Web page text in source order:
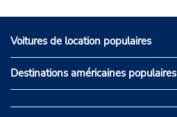
Voitures de location populaires
Destinations américaines populaires